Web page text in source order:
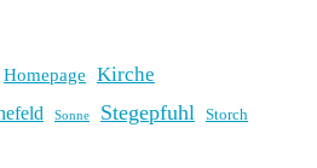
Homepage Kirche
Sonne Stegepfuhl Storch